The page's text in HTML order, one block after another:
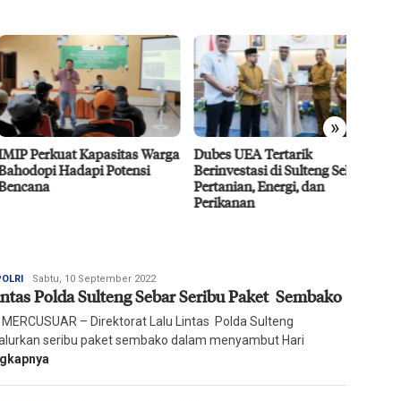
»
Kapasitas Warga
Hadapi Potensi
Dubes UEA Tertarik
Berinvestasi di Sulteng Sektor
Pertanian, Energi, dan
Perikanan
Redaksi
Harian
Mercusuar
Sabtu, 10 September 2022
Polda Sulteng Sebar Seribu Paket Sembako
MERCUSUAR – Direktorat Lalu Lintas Polda Sulteng
seribu paket sembako dalam menyambut Hari